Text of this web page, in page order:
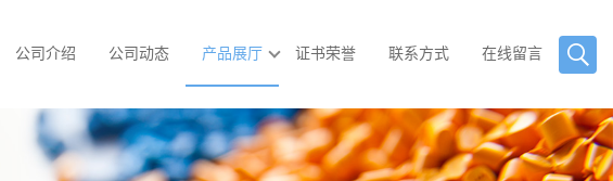
公司介绍 公司动态 产品展厅 证书荣誉 联系方式 在线留言